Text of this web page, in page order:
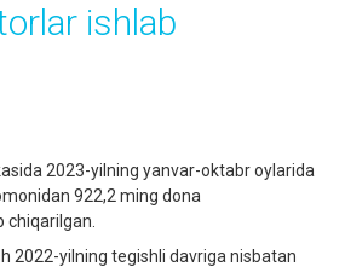
ishlab
2023-yilning yanvar-oktabr oylarida
922,2 ming dona
2022-yilning tegishli davriga nisbatan